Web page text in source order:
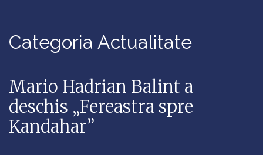
Categoria Actualitate
Mario Hadrian Balint a
deschis „Fereastra spre
Kandahar”